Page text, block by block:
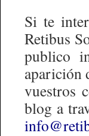
Si te
Retibus
publico
aparición
vuestros
blog a